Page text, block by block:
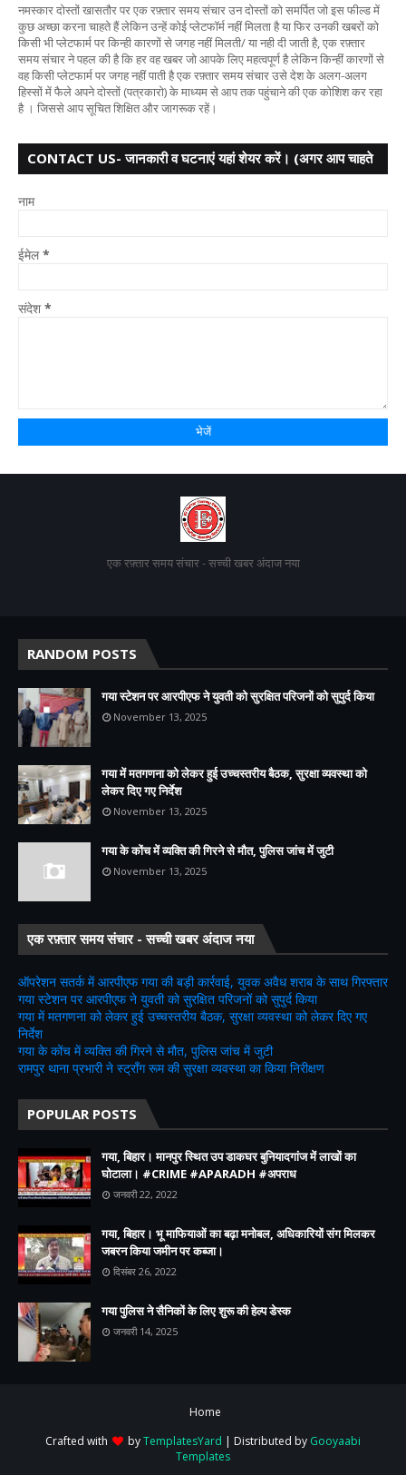
नमस्कार दोस्तों खासतौर पर एक रफ़्तार समय संचार उन दोस्तों को समर्पित जो इस फील्ड में
कुछ अच्छा करना चाहते हैं लेकिन उन्हें कोई प्लेटफॉर्म नहीं मिलता है या फिर उनकी खबरों को
किसी भी प्लेटफार्म पर किन्ही कारणों से जगह नहीं मिलती/ या नही दी जाती है, एक रफ़्तार
समय संचार ने पहल की है कि हर वह खबर जो आपके लिए महत्वपूर्ण है लेकिन किन्हीं कारणों से
वह किसी प्लेटफार्म पर जगह नहीं पाती है एक रफ़्तार समय संचार उसे देश के अलग-अलग
हिस्सों में फैले अपने दोस्तों (पत्रकारो) के माध्यम से आप तक पहुंचाने की एक कोशिश कर रहा
है । जिससे आप सूचित शिक्षित और जागरूक रहें।
CONTACT US- जानकारी व घटनाएं यहां शेयर करें। (अगर आप चाहते
नाम
ईमेल*
संदेश *
एक रफ़्तार समय संचार - सच्ची खबर अंदाज नया
RANDOM POSTS
गया स्टेशन पर आरपीएफ ने युवती को सुरक्षित परिजनों को सुपुर्द किया
November 13, 2025
गया में मतगणना को लेकर हुई उच्चस्तरीय बैठक, सुरक्षा व्यवस्था को
लेकर दिए गए निर्देश
November 13, 2025
गया के कोंच में व्यक्ति की गिरने से मौत, पुलिस जांच में जुटी
November 13, 2025
एक रफ़्तार समय संचार - सच्ची खबर अंदाज नया
ऑपरेशन सतर्क में आरपीएफ गया की बड़ी कार्रवाई, युवक अवैध शराब के साथ गिरफ्तार
गया स्टेशन पर आरपीएफ ने युवती को सुरक्षित परिजनों को सुपुर्द किया
गया में मतगणना को लेकर हुई उच्चस्तरीय बैठक, सुरक्षा व्यवस्था को लेकर दिए गए
निर्देश
गया के कोंच में व्यक्ति की गिरने से मौत, पुलिस जांच में जुटी
रामपुर थाना प्रभारी ने स्ट्रॉंग रूम की सुरक्षा व्यवस्था का किया निरीक्षण
POPULAR POSTS
गया, बिहार। मानपुर स्थित उप डाकघर बुनियादगांज में लाखों का
घोटाला। #CRIME #APARADH #अपराध
जनवरी 22, 2022
गया, बिहार। भू माफियाओं का बढ़ा मनोबल, अधिकारियों संग मिलकर
जबरन किया जमीन पर कब्जा।
दिसंबर 26, 2022
गया पुलिस ने सैनिकों के लिए शुरू की हेल्प डेस्क
जनवरी 14, 2025
Home
Crafted with
byTemplatesYard | Distributed by Gooyaabi
Templates